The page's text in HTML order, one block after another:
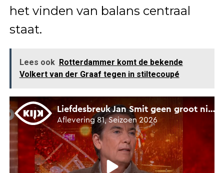
het vinden van balans centraal
staat.
Lees ook Rotterdammer komt de bekende
Volkert van der Graaf tegen in stiltecoupé